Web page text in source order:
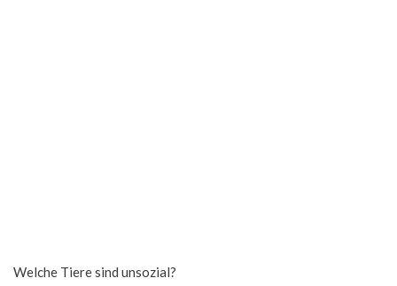
Welche Tiere sind unsozial?